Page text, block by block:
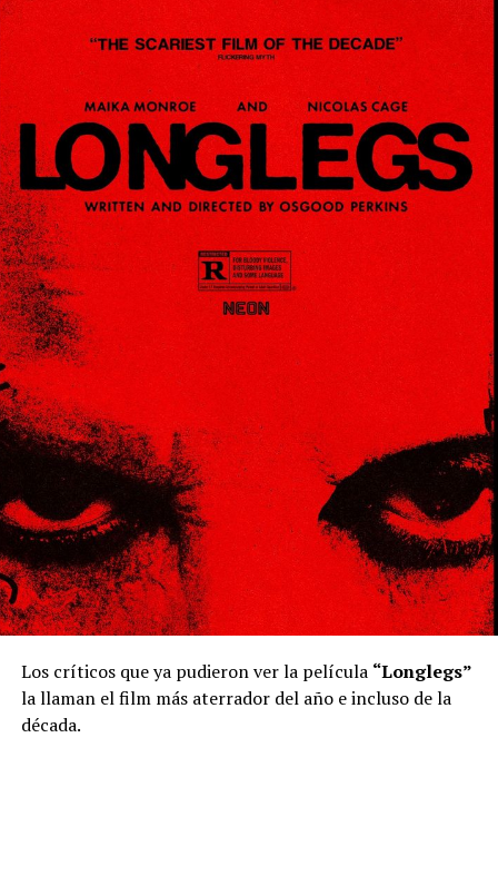
Los críticos que ya pudieron ver la película “Longlegs”
la llaman el film más aterrador del año e incluso de la
década.